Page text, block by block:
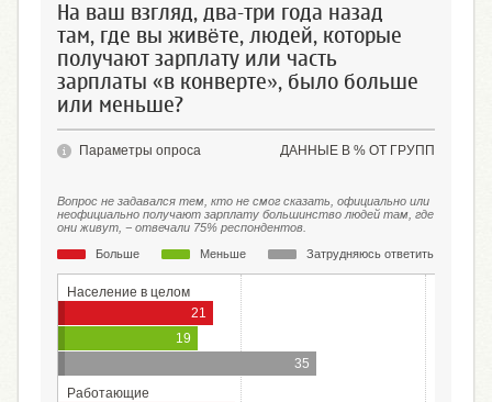
На ваш взгляд, два-три года назад
там, где вы живёте, людей, которые
получают зарплату или часть
зарплаты «в конверте», было больше
или меньше?
ДАННЫЕ В % ОТ ГРУПП
Параметры опроса
Вопрос не задавался тем, кто не смог сказать, официально или
неофициально получают зарплату большинство людей там, где
они живут, − отвечали 75% респондентов.
Больше
Меньше Затрудняюсь ответить
Население в целом
21
19
35
Работающие